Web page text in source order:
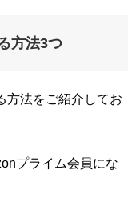
方法3つ
方法をご紹介してお
プライム会員にな